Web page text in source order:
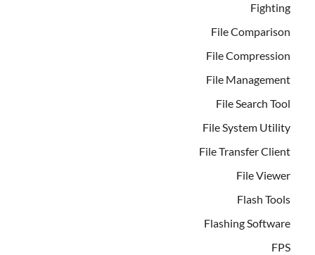
Fighting
File Comparison
File Compression
File Management
File Search Tool
File System Utility
File Transfer Client
File Viewer
Flash Tools
Flashing Software
FPS